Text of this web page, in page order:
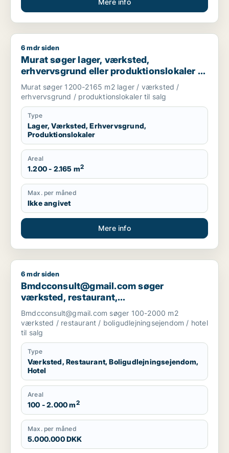
Mere info
Murat søger lager, værksted, erhvervsgrund eller
6 mdr siden
Murat søger lager, værksted,
erhvervsgrund eller produktionslokaler til
salg i Albertslund, Vallensbæk eller Høje
Taastrup m.fl.
Murat søger 1200-2165 m2 lager / værksted /
erhvervsgrund / produktionslokaler til salg
Type
Lager, Værksted, Erhvervsgrund,
Produktionslokaler
Areal
1.200 - 2.165 m2
Max. per måned
Ikke angivet
Mere info
Bmdcconsult@gmail.com søger værksted, restaurant,
6 mdr siden
Bmdcconsult@gmail.com søger
værksted, restaurant,
boligudlejningsejendom eller hotel til salg
i Storkøbenhavn
Bmdcconsult@gmail.com søger 100-2000 m2
værksted / restaurant / boligudlejningsejendom / hotel
til salg
Type
Værksted, Restaurant, Boligudlejningsejendom,
Hotel
Areal
100 - 2.000 m2
Max. per måned
5.000.000 DKK